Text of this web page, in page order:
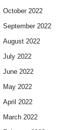
October 2022
September 2022
August 2022
July 2022
June 2022
May 2022
April 2022
March 2022